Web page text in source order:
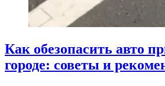
Как обезопасить авто
городе: советы и